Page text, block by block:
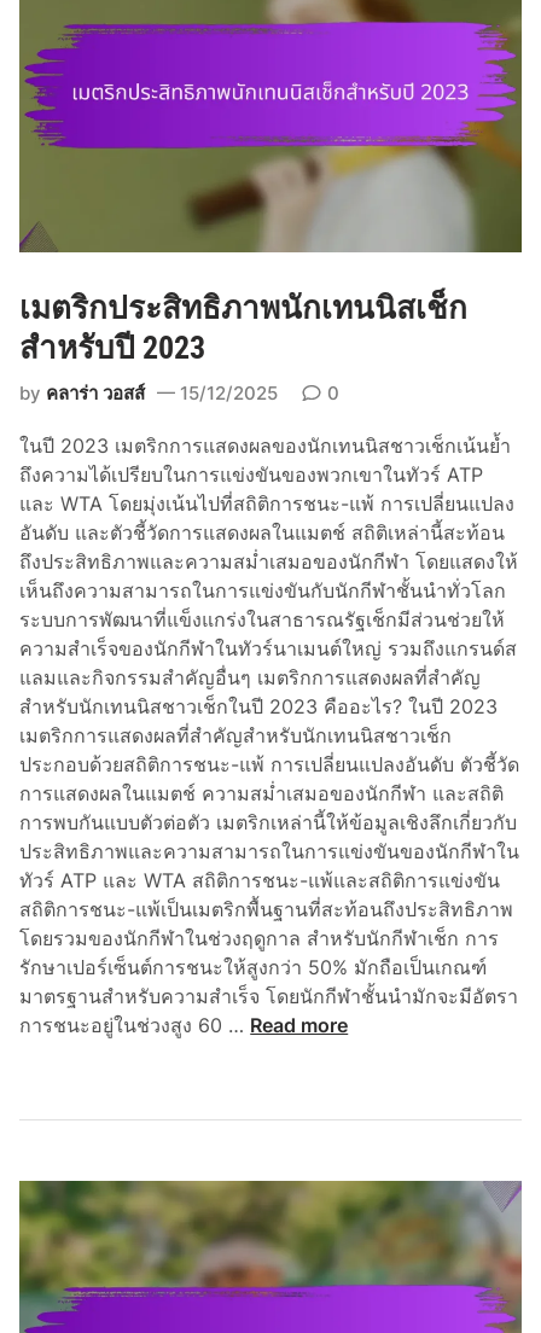
จ
อ
บ
ลุ
ม
อ
ส
ถิ
ติ
นั
ก
เ
ท
น
นิ
ส
ใ
น
รั
ส
เ
ซี
ย
เมตริกประสิทธิภาพนักเทนนิสเช็ก
สำหรับปี 2023
by คลาร่า วอสส์ 15/12/2025 0
ในปี 2023 เมตริกการแสดงผลของนักเทนนิสชาวเช็กเน้นย้ำ
ถึงความได้เปรียบในการแข่งขันของพวกเขาในทัวร์ ATP
และ WTA โดยมุ่งเน้นไปที่สถิติการชนะ-แพ้ การเปลี่ยนแปลง
อันดับ และตัวชี้วัดการแสดงผลในแมตช์ สถิติเหล่านี้สะท้อน
ถึงประสิทธิภาพและความสม่ำเสมอของนักกีฬา โดยแสดงให้
เห็นถึงความสามารถในการแข่งขันกับนักกีฬาชั้นนำทั่วโลก
ระบบการพัฒนาที่แข็งแกร่งในสาธารณรัฐเช็กมีส่วนช่วยให้
ความสำเร็จของนักกีฬาในทัวร์นาเมนต์ใหญ่ รวมถึงแกรนด์ส
แลมและกิจกรรมสำคัญอื่นๆ เมตริกการแสดงผลที่สำคัญ
สำหรับนักเทนนิสชาวเช็กในปี 2023 คืออะไร? ในปี 2023
เมตริกการแสดงผลที่สำคัญสำหรับนักเทนนิสชาวเช็ก
ประกอบด้วยสถิติการชนะ-แพ้ การเปลี่ยนแปลงอันดับ ตัวชี้วัด
การแสดงผลในแมตช์ ความสม่ำเสมอของนักกีฬา และสถิติ
การพบกันแบบตัวต่อตัว เมตริกเหล่านี้ให้ข้อมูลเชิงลึกเกี่ยวกับ
ประสิทธิภาพและความสามารถในการแข่งขันของนักกีฬาใน
ทัวร์ ATP และ WTA สถิติการชนะ-แพ้และสถิติการแข่งขัน
สถิติการชนะ-แพ้เป็นเมตริกพื้นฐานที่สะท้อนถึงประสิทธิภาพ
โดยรวมของนักกีฬาในช่วงฤดูกาล สำหรับนักกีฬาเช็ก การ
รักษาเปอร์เซ็นต์การชนะให้สูงกว่า 50% มักถือเป็นเกณฑ์
มาตรฐานสำหรับความสำเร็จ โดยนักกีฬาชั้นนำมักจะมีอัตรา
การชนะอยู่ในช่วงสูง 60 … เ
สิ
ท
Read more